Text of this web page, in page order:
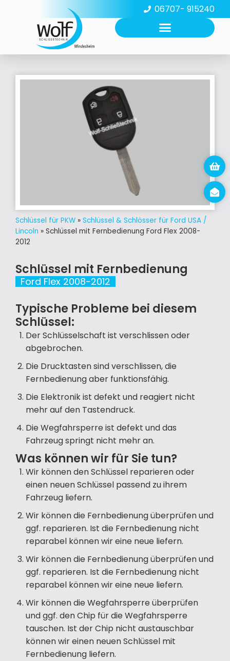
06707- 915240
Schlüssel für PKW » Schlüssel & Schlösser für Ford USA /
Lincoln » Schlüssel mit Fernbedienung Ford Flex 2008-
2012
Schlüssel mit Fernbedienung
Ford Flex 2008-2012
Typische Probleme bei diesem
Schlüssel:
Der Schlüsselschaft ist verschlissen oder
abgebrochen.
Die Drucktasten sind verschlissen, die
Fernbedienung aber funktionsfähig.
Die Elektronik ist defekt und reagiert nicht
mehr auf den Tastendruck.
Die Wegfahrsperre ist defekt und das
Fahrzeug springt nicht mehr an.
Was können wir für Sie tun?
Wir können den Schlüssel reparieren oder
einen neuen Schlüssel passend zu ihrem
Fahrzeug liefern.
Wir können die Fernbedienung überprüfen und
ggf. reparieren. Ist die Fernbedienung nicht
reparabel können wir eine neue liefern.
Wir können die Fernbedienung überprüfen und
ggf. reparieren. Ist die Fernbedienung nicht
reparabel können wir eine neue liefern.
Wir können die Wegfahrsperre überprüfen
und ggf. den Chip für die Wegfahrsperre
tauschen. Ist der Chip nicht austauschbar
können wir einen neuen Schlüssel mit
Fernbedienung liefern.